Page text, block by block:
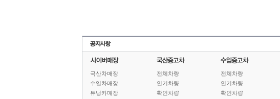
국산차매장
수입차매장
튜닝카매장
전체차량
인기차량
확인차량
전체차량
인기차량
확인차량